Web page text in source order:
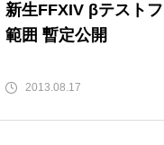
新生FFXIV βテスト
範囲 暫定公開
2013.08.17